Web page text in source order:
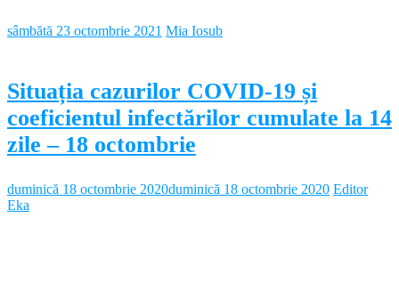
sâmbătă 23 octombrie 2021 Mia Iosub
Situația cazurilor COVID-19 și
coeficientul infectărilor cumulate la 14
zile – 18 octombrie
duminică 18 octombrie 2020duminică 18 octombrie 2020 Editor
Eka